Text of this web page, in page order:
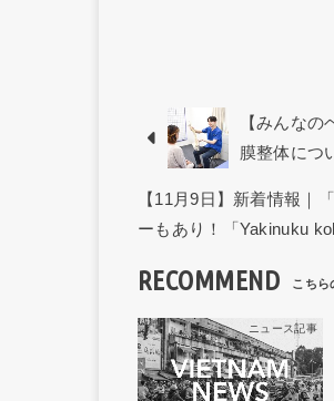
【みんな
膜整体につ
【11月9日】新着情報
ーもあり！「Yakinuku
RECOMMEND
ニュース記事